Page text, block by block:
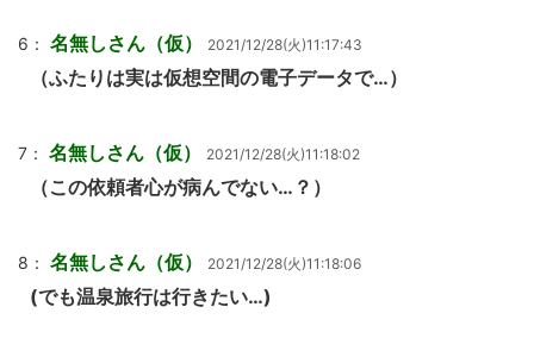
6： 名無しさん（仮） 2021/12/28(火)11:17:43
（ふたりは実は仮想空間の電子データで…）
7： 名無しさん（仮） 2021/12/28(火)11:18:02
（この依頼者心が病んでない…？）
8： 名無しさん（仮） 2021/12/28(火)11:18:06
(でも温泉旅行は行きたい…)